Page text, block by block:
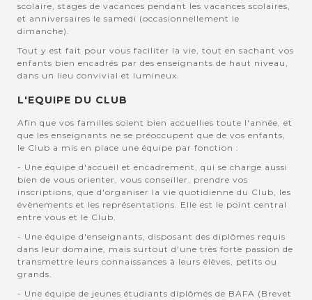
scolaire, stages de vacances pendant les vacances scolaires,
et anniversaires le samedi (occasionnellement le
dimanche).
Tout y est fait pour vous faciliter la vie, tout en sachant vos
enfants bien encadrés par des enseignants de haut niveau,
dans un lieu convivial et lumineux.
L'EQUIPE DU CLUB
Afin que vos familles soient bien accuellies toute l'année, et
que les enseignants ne se préoccupent que de vos enfants,
le Club a mis en place une équipe par fonction :
- Une équipe d'accueil et encadrement, qui se charge aussi
bien de vous orienter, vous conseiller, prendre vos
inscriptions, que d'organiser la vie quotidienne du Club, les
évènements et les représentations. Elle est le point central
entre vous et le Club.
- Une équipe d'enseignants, disposant des diplômes requis
dans leur domaine, mais surtout d'une très forte passion de
transmettre leurs connaissances à leurs élèves, petits ou
grands.
- Une équipe de jeunes étudiants diplômés de BAFA (Brevet